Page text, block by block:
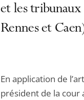
et les tribunaux
Rennes et
En application de
président de la cour